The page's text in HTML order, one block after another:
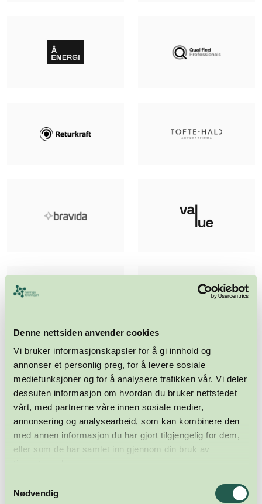
Denne nettsiden anvender cookies
Vi bruker informasjonskapsler for å gi innhold og
annonser et personlig preg, for å levere sosiale
mediefunksjoner og for å analysere trafikken vår. Vi deler
dessuten informasjon om hvordan du bruker nettstedet
vårt, med partnerne våre innen sosiale medier,
annonsering og analysearbeid, som kan kombinere den
med annen informasjon du har gjort tilgjengelig for dem,
eller som de har samlet inn gjennom din bruk av
Nødvendig
Meld deg på nyhetsbrevet